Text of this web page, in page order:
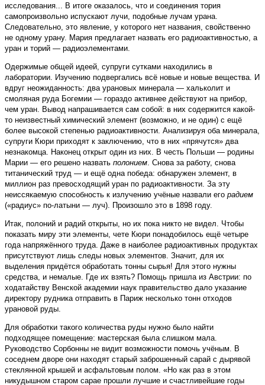
исследования... В итоге оказалось, что и соединения тория
самопроизвольно испускают лучи, подобные лучам урана.
Следовательно, это явление, у которого нет названия, свойственно
не одному урану. Мария предлагает назвать его радиоактивностью, а
уран и торий — радиоэлементами.
Одержимые общей идеей, супруги сутками находились в
лаборатории. Изучению подвергались всё новые и новые вещества. И
вдруг неожиданность: два урановых минерала — хальколит и
смоляная руда Богемии — гораздо активнее действуют на прибор,
чем уран. Вывод напрашивается сам собой: в них содержится какой-
то неизвестный химический элемент (возможно, и не один) с ещё
более высокой степенью радиоактивности. Анализируя оба минерала,
супруги Кюри приходят к заключению, что в них «прячутся» два
незнакомца. Наконец открыт один из них. В честь Польши — родины
Марии — его решено назвать полонием . Снова за работу, снова
титанический труд — и ещё одна победа: обнаружен элемент, в
миллион раз превосходящий уран по радиоактивности. За эту
неиссякаемую способность к излучению учёные назвали его радием
(«радиус» по-латыни — луч). Произошло это в 1898 году.
Итак, полоний и радий открыты, но их пока никто не видел. Чтобы
показать миру эти элементы, чете Кюри понадобилось ещё четыре
года напряжённого труда. Даже в наиболее радиоактивных продуктах
присутствуют лишь следы новых элементов. Значит, для их
выделения придётся обработать тонны сырья! Для этого нужны
средства, и немалые. Где их взять? Помощь пришла из Австрии: по
ходатайству Венской академии наук правительство дало указание
директору рудника отправить в Париж несколько тонн отходов
урановой руды.
Для обработки такого количества руды нужно было найти
подходящее помещение: мастерская была слишком мала.
Руководство Сорбонны не видит возможности помочь учёным. В
соседнем дворе они находят старый заброшенный сарай с дырявой
стеклянной крышей и асфальтовым полом. «Но как раз в этом
никудышном старом сарае прошли лучшие и счастливейшие годы